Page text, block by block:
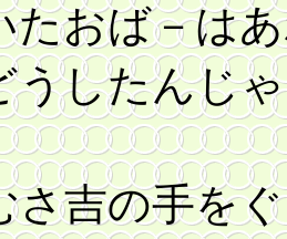
おば－はあ
うしたんじ
さ吉の手を